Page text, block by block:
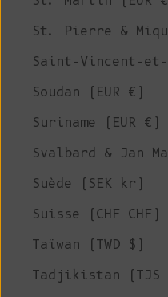
St. Pierre &
Saint-Vincent-et-
Soudan (EUR €)
Suriname (EUR €)
Svalbard & Jan
Suède (SEK kr)
Suisse (CHF CHF)
Taïwan (TWD $)
Tadjikistan (TJS